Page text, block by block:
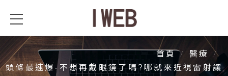
頭條最速爆-不想再戴眼鏡了嗎?
哪就來近視雷射讓您擺脫眼鏡的
束縛
首頁
醫療
頭條最速爆-不想再戴眼鏡了嗎?哪就來近視雷射讓